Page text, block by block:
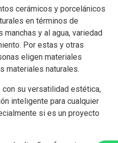
cerámicos y porcelánicos
en términos de
y al agua, variedad
Por estas y otras
eligen materiales
materiales naturales.
con su versatilidad estética,
inteligente para cualquier
si es un proyecto